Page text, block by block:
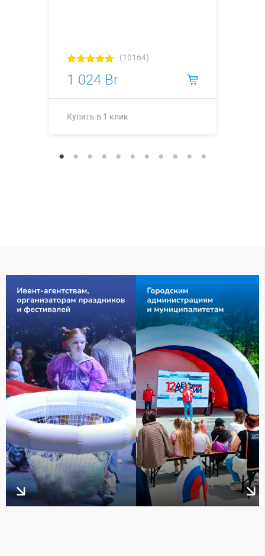
(10164)
1 024 Br
Купить в 1 клик